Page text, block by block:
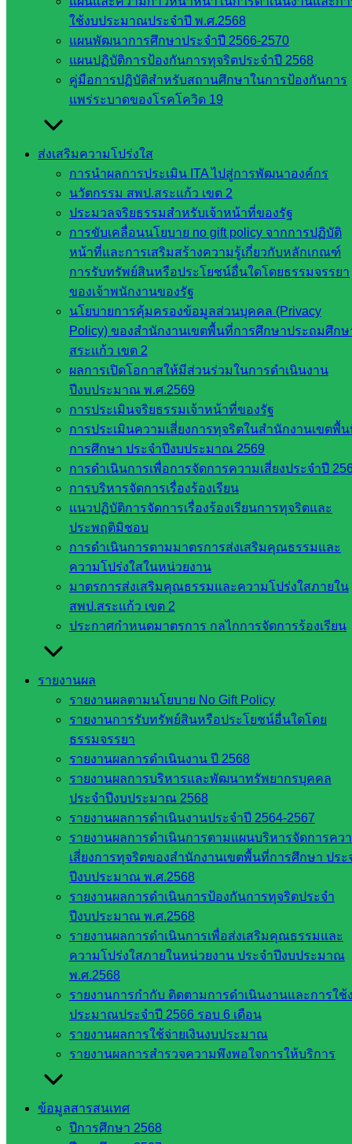
ใช้งบประมาณประจำปี พ.ศ.2568
แผนพัฒนาการศึกษาประจำปี 2566-2570
แผนปฏิบัติการป้องกันการทุจริตประจำปี 2568
คู่มือการปฏิบัติสำหรับสถานศึกษาในการป้องกันการ
แพร่ระบาดของโรคโควิด 19
ส่งเสริมความโปร่งใส
การนำผลการประเมิน ITA ไปสู่การพัฒนาองค์กร
นวัตกรรม สพป.สระแก้ว เขต 2
ประมวลจริยธรรมสำหรับเจ้าหน้าที่ของรัฐ
การขับเคลื่อนนโยบาย no gift policy จากการปฏิบัติ
หน้าที่และการเสริมสร้างความรู้เกี่ยวกับหลักเกณฑ์
การรับทรัพย์สินหรือประโยชน์อื่นใดโดยธรรมจรรยา
ของเจ้าพนักงานของรัฐ
นโยบายการคุ้มครองข้อมูลส่วนบุคคล (Privacy
Policy) ของสำนักงานเขตพื้นที่การศึกษาประถมศึกษ
สระแก้ว เขต 2
ผลการเปิดโอกาสให้มีส่วนร่วมในการดำเนินงาน
ปีงบประมาณ พ.ศ.2569
การประเมินจริยธรรมเจ้าหน้าที่ของรัฐ
การประเมินความเสี่ยงการทุจริตในสำนักงานเขตพื้
การศึกษา ประจำปีงบประมาณ 2569
การดำเนินการเพื่อการจัดการความเสี่ยงประจำปี
การบริหารจัดการเรื่องร้องเรียน
แนวปฏิบัติการจัดการเรื่องร้องเรียนการทุจริตและ
ประพฤติมิชอบ
การดำเนินการตามมาตรการส่งเสริมคุณธรรมและ
ความโปร่งใสในหน่วยงาน
มาตรการส่งเสริมคุณธรรมและความโปร่งใสภายใน
สพป.สระแก้ว เขต 2
ประกาศกำหนดมาตรการ กลไกการจัดการร้องเรียน
รายงานผล
รายงานผลตามนโยบาย No Gift Policy
รายงานการรับทรัพย์สินหรือประโยชน์อื่นใดโดย
ธรรมจรรยา
รายงานผลการดำเนินงาน ปี 2568
รายงานผลการบริหารและพัฒนาทรัพยากรบุคคล
ประจำปีงบประมาณ 2568
รายงานผลการดำเนินงานประจำปี 2564-2567
รายงานผลการดำเนินการตามแผนบริหารจัดการคว
เสี่ยงการทุจริตของสำนักงานเขตพื้นที่การศึกษา ประ
ปีงบประมาณ พ.ศ.2568
รายงานผลการดำเนินการป้องกันการทุจริตประจำ
ปีงบประมาณ พ.ศ.2568
รายงานผลการดำเนินการเพื่อส่งเสริมคุณธรรมและ
ความโปร่งใสภายในหน่วยงาน ประจำปีงบประมาณ
พ.ศ.2568
รายงานการกำกับ ติดตามการดำเนินงานและการใช้
ประมาณประจำปี 2566 รอบ 6 เดือน
รายงานผลการใช้จ่ายเงินงบประมาณ
รายงานผลการสำรวจความพึงพอใจการให้บริการ
ข้อมูลสารสนเทศ
ปีการศึกษา 2568
รายชื่อ
มหาวิทยาลัย
ประเทศไทย
เว็บไซต์
สำนักต่าง
ๆ ใน
สพฐ.
สพม. ใน
กรมบัญชี
ส.ก.ส.ค
หน่วยงาน
ในจังหวัด
สระแก้ว
จังหวัด
สระแก้ว
องค์การ
บริหาร
จังหวัด
สระแก้ว
จังหวัด
สระแก้ว
สำนักงาน
ส.ก.ส.ค.
จังหวัด
สระแก้ว
สระแก้ว
เขต 1
สพป.สระแก้ว
โรงเรียน
ในสังกัด
สพป.สระแก้ว
โรงเรียน
ในสังกัด
สพป.สระแก้ว
เขต 2
วิทยาลัย
เทคนิค
วิทยาลัย
เทคนิค